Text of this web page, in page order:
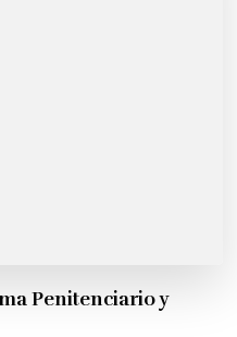
Penitenciario y